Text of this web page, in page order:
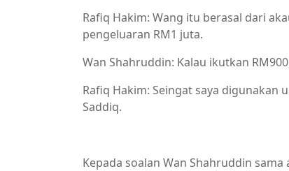
Rafiq Hakim: Wang itu berasal dari
pengeluaran RM1 juta.
Wan Shahruddin: Kalau ikutkan
Rafiq Hakim: Seingat saya digunakan
Saddiq.
Kepada soalan Wan Shahruddin